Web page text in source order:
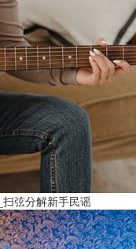
弦分解新手民谣